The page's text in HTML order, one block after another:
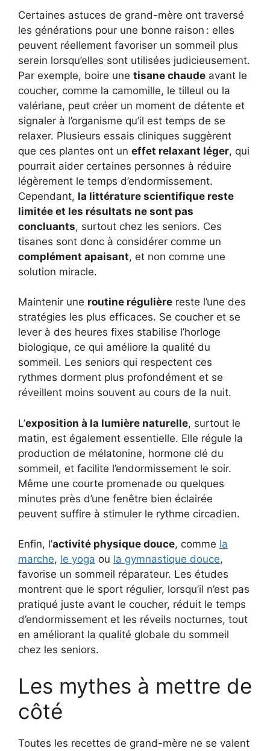
Certaines astuces de grand-mère ont traversé
les générations pour une bonne raison : elles
peuvent réellement favoriser un sommeil plus
serein lorsqu’elles sont utilisées judicieusement.
Par exemple, boire une tisane chaude avant le
coucher, comme la camomille, le tilleul ou la
valériane, peut créer un moment de détente et
signaler à l’organisme qu’il est temps de se
relaxer. Plusieurs essais cliniques suggèrent
que ces plantes ont un effet relaxant léger, qui
pourrait aider certaines personnes à réduire
légèrement le temps d’endormissement.
Cependant, la littérature scientifique reste
limitée et les résultats ne sont pas
concluants, surtout chez les seniors. Ces
tisanes sont donc à considérer comme un
complément apaisant, et non comme une
solution miracle.
Maintenir une routine régulière reste l’une des
stratégies les plus efficaces. Se coucher et se
lever à des heures fixes stabilise l’horloge
biologique, ce qui améliore la qualité du
sommeil. Les seniors qui respectent ces
rythmes dorment plus profondément et se
réveillent moins souvent au cours de la nuit.
L’exposition à la lumière naturelle, surtout le
matin, est également essentielle. Elle régule la
production de mélatonine, hormone clé du
sommeil, et facilite l’endormissement le soir.
Même une courte promenade ou quelques
minutes près d’une fenêtre bien éclairée
peuvent suffire à stimuler le rythme circadien.
Enfin, l’activité physique douce, comme la
marche, le yoga ou la gymnastique douce,
favorise un sommeil réparateur. Les études
montrent que le sport régulier, lorsqu’il n’est pas
pratiqué juste avant le coucher, réduit le temps
d’endormissement et les réveils nocturnes, tout
en améliorant la qualité globale du sommeil
chez les seniors.
Les mythes à mettre de
côté
Toutes les recettes de grand-mère ne se valent